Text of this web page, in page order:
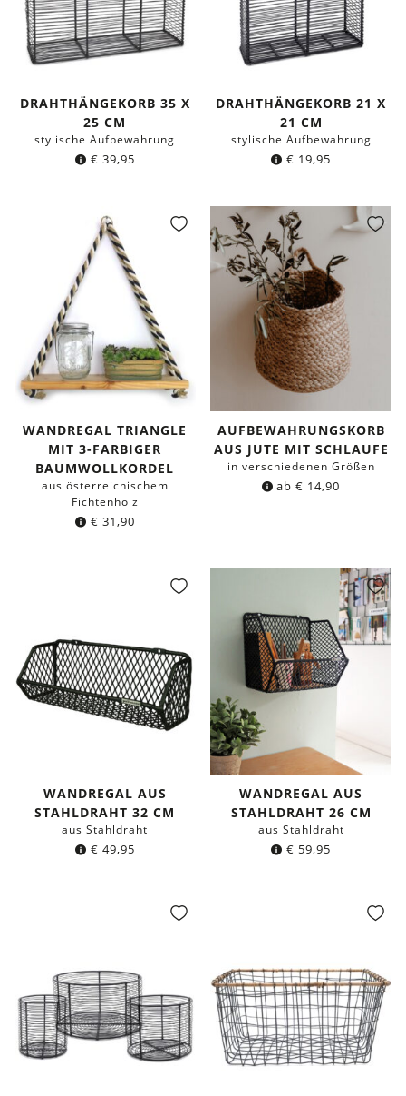
DRAHTHÄNGEKORB 35 X
25 CM
stylische Aufbewahrung
€ 39,95
DRAHTHÄNGEKORB 21 X
21 CM
stylische Aufbewahrung
€ 19,95
WANDREGAL TRIANGLE
MIT 3-FARBIGER
BAUMWOLLKORDEL
aus österreichischem
Fichtenholz
€ 31,90
AUFBEWAHRUNGSKORB
AUS JUTE MIT SCHLAUFE
in verschiedenen Größen
ab€ 14,90
WANDREGAL AUS
STAHLDRAHT 32 CM
aus Stahldraht
€ 49,95
WANDREGAL AUS
STAHLDRAHT 26 CM
aus Stahldraht
€ 59,95